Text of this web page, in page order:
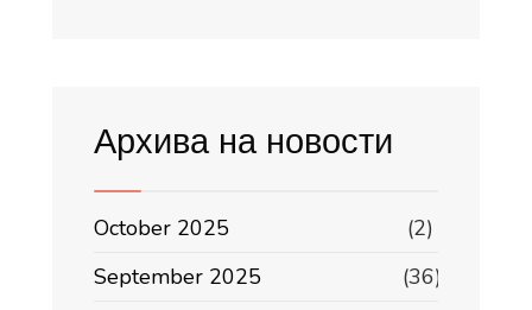
Архива на новости
October 2025
(2)
September 2025
(36)